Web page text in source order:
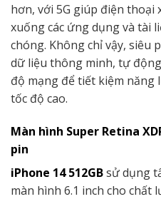
hơn, với 5G giúp điện thoại
xuống các ứng dụng và tài
chóng. Không chỉ vậy, siêu
dữ liệu thông minh, tự
độ mạng để tiết kiệm
tốc độ cao.
Màn hình Super Retina
pin
iPhone 14 512GBsử dụng
màn hình 6.1 inch cho chất